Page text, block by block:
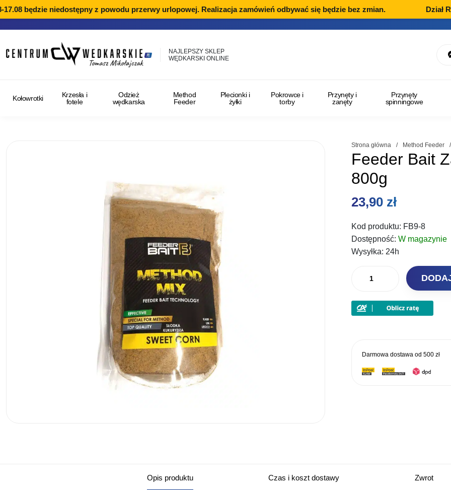
będzie niedostępny z powodu przerwy urlopowej. Realizacja zamówień odbywać się będzie bez zmian. Dział
NAJLEPSZY SKLEP
WĘDKARSKI ONLINE
Kołowrotki
Krzesła i
fotele
Odzież
wędkarska
Method
Feeder
Plecionki i
żyłki
Pokrowce i
torby
Przynęty i
zanęty
Przynęty
spinningowe
Strona główna / Method Feeder /
Feeder Bait
800g
23,90 zł
Kod produktu: FB9-8
Dostępność:W magazynie
Wysyłka:24h
Feeder
Zanęta
Corn
800g
Darmowa dostawa od500 zł
Opis produktu Czas i koszt dostawy Zwrot